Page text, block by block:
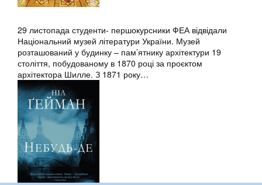
29 листопада студенти- першокурсники ФЕА відвідали
Національний музей літератури України. Музей
розташований у будинку – пам’ятнику архітектури 19
століття, побудованому в 1870 році за проєктом
архітектора Шилле. З 1871 року…